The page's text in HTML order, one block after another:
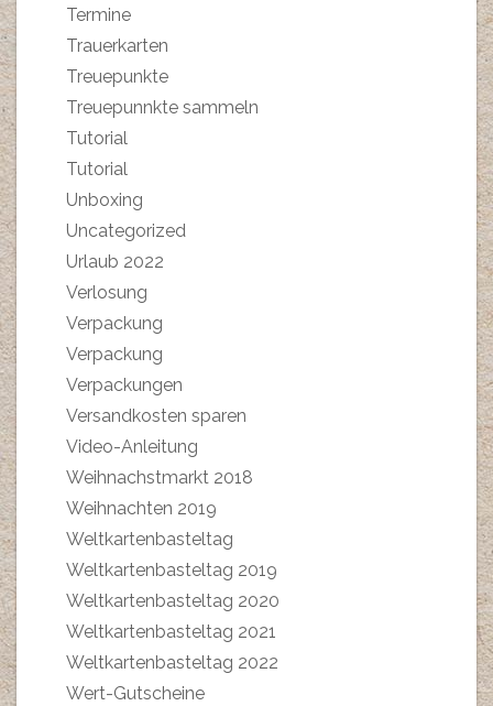
Termine
Trauerkarten
Treuepunkte
Treuepunnkte sammeln
Tutorial
Tutorial
Unboxing
Uncategorized
Urlaub 2022
Verlosung
Verpackung
Verpackung
Verpackungen
Versandkosten sparen
Video-Anleitung
Weihnachstmarkt 2018
Weihnachten 2019
Weltkartenbasteltag
Weltkartenbasteltag 2019
Weltkartenbasteltag 2020
Weltkartenbasteltag 2021
Weltkartenbasteltag 2022
Wert-Gutscheine